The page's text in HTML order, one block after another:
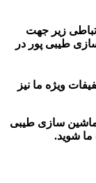
زیر جهت
طیبی پور در
ویژه ما نیز
ماشین سازی طیبی
ما شوید.